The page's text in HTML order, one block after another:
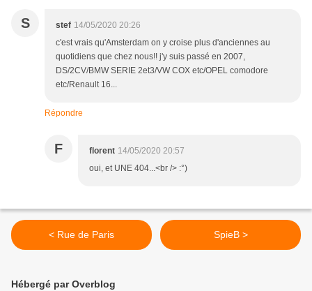
S stef 14/05/2020 20:26
c'est vrais qu'Amsterdam on y croise plus d'anciennes au
quotidiens que chez nous!! j'y suis passé en 2007,
DS/2CV/BMW SERIE 2et3/VW COX etc/OPEL comodore
etc/Renault 16...
Répondre
F florent 14/05/2020 20:57
oui, et UNE 404...<br /> :°)
< Rue de Paris SpieB >
Hébergé par Overblog